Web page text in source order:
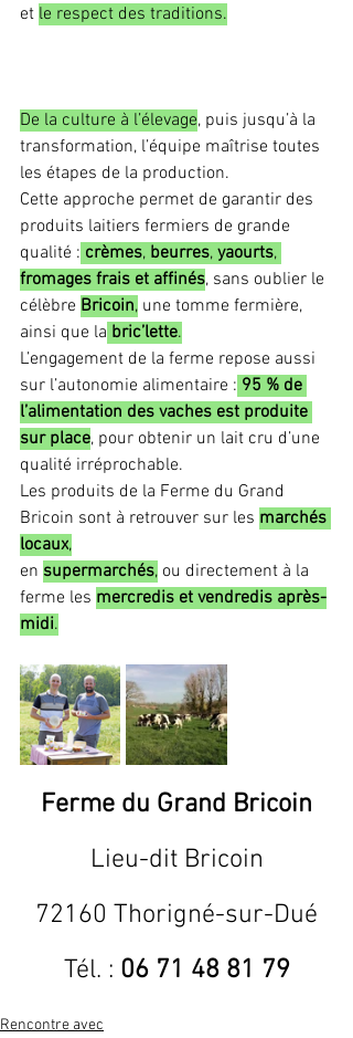
et le respect des traditions.
De la culture à l’élevage, puis jusqu’à la
transformation, l’équipe maîtrise toutes
les étapes de la production.
Cette approche permet de garantir des
produits laitiers fermiers de grande
qualité : crèmes, beurres, yaourts,
fromages frais et affinés, sans oublier le
célèbre Bricoin, une tomme fermière,
ainsi que la bric’lette.
L’engagement de la ferme repose aussi
sur l’autonomie alimentaire : 95 % de
l’alimentation des vaches est produite
sur place, pour obtenir un lait cru d’une
qualité irréprochable.
Les produits de la Ferme du Grand
Bricoin sont à retrouver sur les marchés
locaux,
en supermarchés, ou directement à la
ferme les mercredis et vendredis après-
midi.
Ferme du Grand Bricoin
Lieu-dit Bricoin
72160 Thorigné-sur-Dué
Tél. : 06 71 48 81 79
Rencontre avec